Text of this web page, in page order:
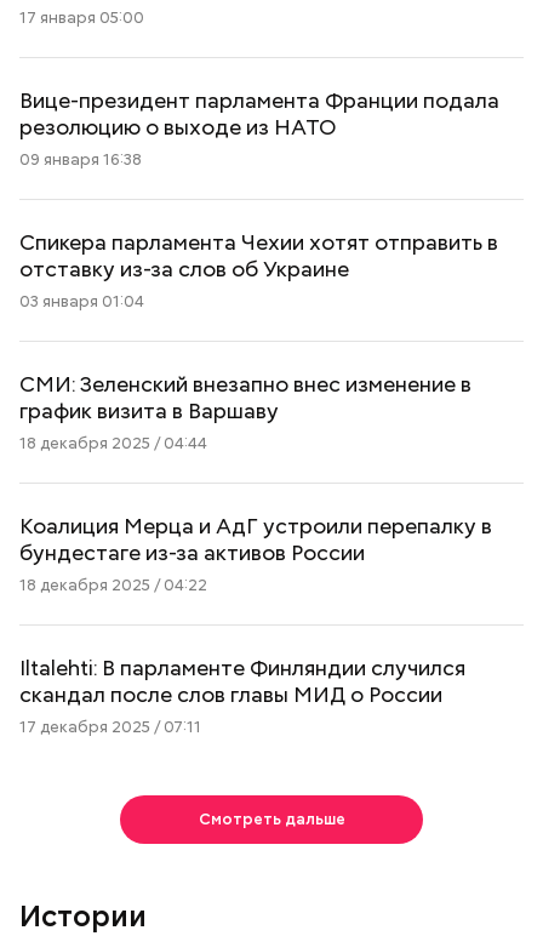
17 января 05:00
Вице-президент парламента Франции подала
резолюцию о выходе из НАТО
09 января 16:38
Спикера парламента Чехии хотят отправить в
отставку из-за слов об Украине
03 января 01:04
СМИ: Зеленский внезапно внес изменение в
график визита в Варшаву
18 декабря 2025 / 04:44
Коалиция Мерца и АдГ устроили перепалку в
бундестаге из-за активов России
18 декабря 2025 / 04:22
Iltalehti: В парламенте Финляндии случился
скандал после слов главы МИД о России
17 декабря 2025 / 07:11
Смотреть дальше
Истории